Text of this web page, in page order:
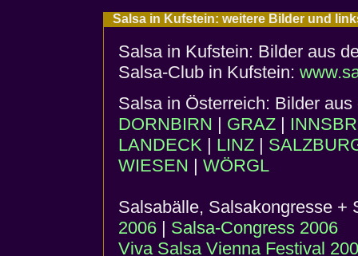
Salsa in Kufstein: weitere Bilder und
Salsa in Kufstein: Bilder aus
Salsa-Club in Kufstein:
Salsa in Österreich: Bilder
DORNBIRN | GRAZ |
LANDECK | LINZ |
WIESEN | WÖRGL
Salsabälle, Salsakongresse +
2006 | Salsa-Congress 2006
Viva Salsa Vienna Festival